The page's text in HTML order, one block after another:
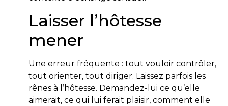
Laisser l’hôtesse
mener
Une erreur fréquente : tout vouloir contrôler,
tout orienter, tout diriger. Laissez parfois les
rênes à l’hôtesse. Demandez-lui ce qu’elle
aimerait, ce qui lui ferait plaisir, comment elle